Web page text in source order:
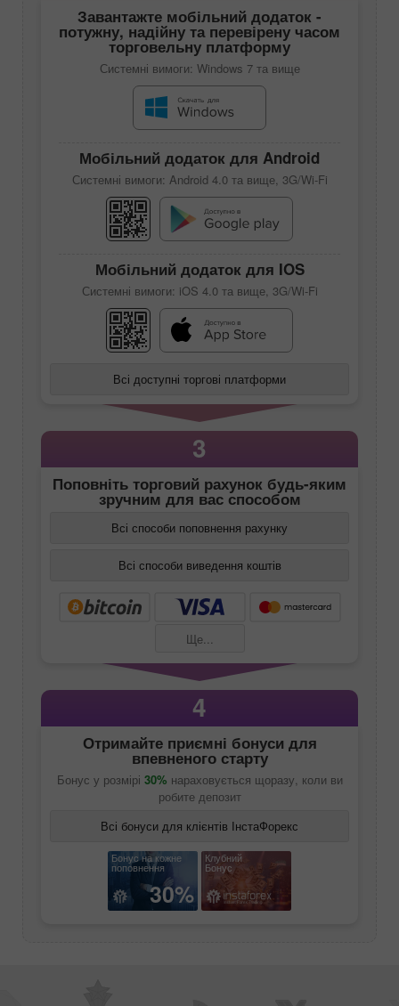
Завантажте мобільний додаток -
потужну, надійну та перевірену часом
торговельну платформу
Системні вимоги: Windows 7 та вище
Мобільний додаток для Android
Системні вимоги: Android 4.0 та вище, 3G/Wi-Fi
Мобільний додаток для IOS
Системні вимоги: iOS 4.0 та вище, 3G/Wi-Fi
Всі доступні торгові платформи
3
Поповніть торговий рахунок будь-яким
зручним для вас способом
Всі способи поповнення рахунку
Всі способи виведення коштів
Ще...
4
Отримайте приємні бонуси для
впевненого старту
Бонус у розмірі 30% нараховується щоразу, коли ви
робите депозит
Всі бонуси для клієнтів ІнстаФорекс
Бонус на кожне
поповнення
30%
Клубний
Бонус